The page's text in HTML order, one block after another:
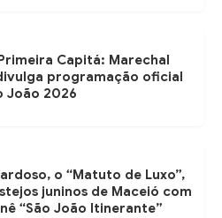
Capitá: Marechal
programação oficial
João 2026
o “Matuto de Luxo”,
juninos de Maceió com
“São João Itinerante”